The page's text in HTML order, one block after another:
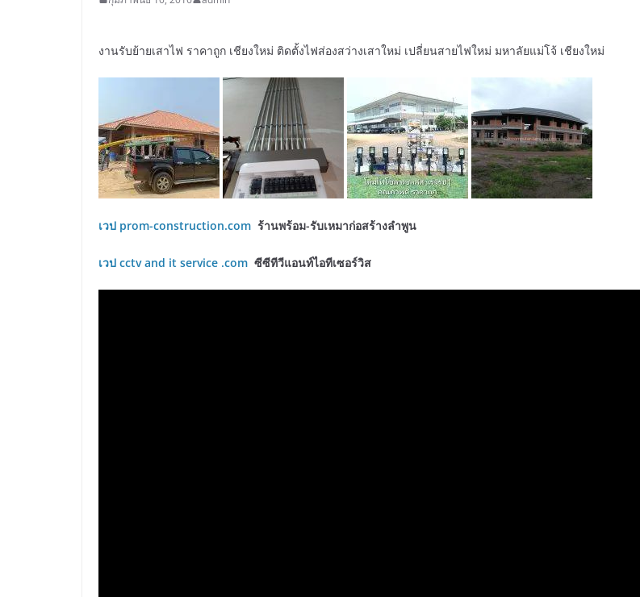
งานรับย้ายเสาไฟ ราคาถูก เชียงใหม่ ติดตั้งไฟส่องสว่างเสาใหม่ เปลี่ยนสายไฟใหม่ มหาลัยแม่โจ้ เชียงใหม่
เวป prom-construction.com ร้านพร้อม-รับเหมาก่อสร้างลำพูน
เวป cctv and it service .com ซีซีทีวีแอนท์ไอทีเซอร์วิส